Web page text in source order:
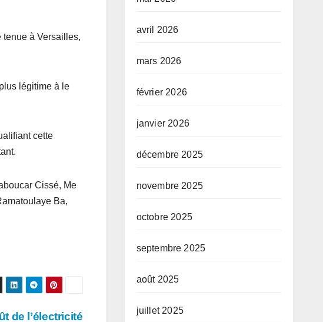
tenue à Versailles,
légitime à le
cette
Cissé, Me
Ba,
de l’électricité
avril 2026
mars 2026
février 2026
janvier 2026
décembre 2025
novembre 2025
octobre 2025
septembre 2025
août 2025
juillet 2025